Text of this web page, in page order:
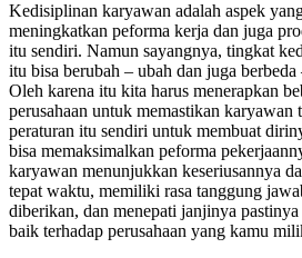
Kedisiplinan karyawan adalah aspek
meningkatkan peforma kerja dan juga
itu sendiri. Namun sayangnya, tingkat
itu bisa berubah – ubah dan juga
Oleh karena itu kita harus menerapkan
perusahaan untuk memastikan karyawan
peraturan itu sendiri untuk membuat
bisa memaksimalkan peforma
karyawan menunjukkan keseriusannya
tepat waktu, memiliki rasa tanggung
diberikan, dan menepati janjinya
baik terhadap perusahaan yang kamu